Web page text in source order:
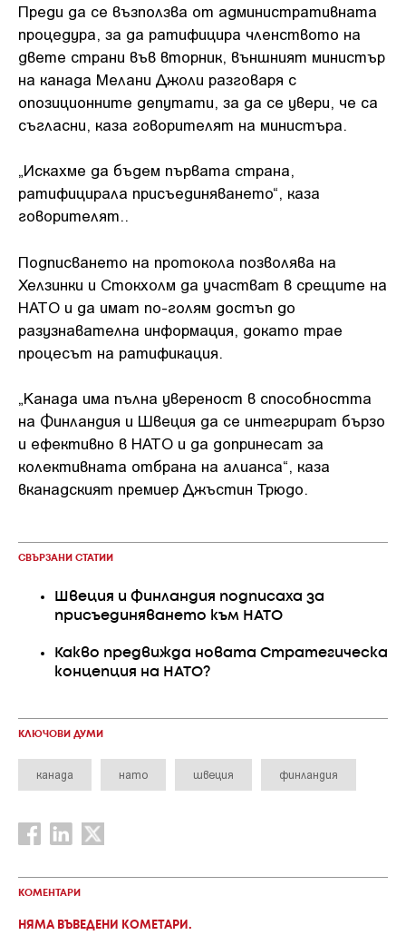
Преди да се възползва от административната
процедура, за да ратифицира членството на
двете страни във вторник, външният министър
на канада Мелани Джоли разговаря с
опозиционните депутати, за да се увери, че са
съгласни, каза говорителят на министъра.
„Искахме да бъдем първата страна,
ратифицирала присъединяването“, каза
говорителят..
Подписването на протокола позволява на
Хелзинки и Стокхолм да участват в срещите на
НАТО и да имат по-голям достъп до
разузнавателна информация, докато трае
процесът на ратификация.
„Канада има пълна увереност в способността
на Финландия и Швеция да се интегрират бързо
и ефективно в НАТО и да допринесат за
колективната отбрана на алианса“, каза
вканадският премиер Джъстин Трюдо.
СВЪРЗАНИ СТАТИИ
Швеция и Финландия подписаха за
присъединяването към НАТО
Какво предвижда новата Стратегическа
концепция на НАТО?
КЛЮЧОВИ ДУМИ
канада нато швеция финландия
КОМЕНТАРИ
НЯМА ВЪВЕДЕНИ КОМЕТАРИ.